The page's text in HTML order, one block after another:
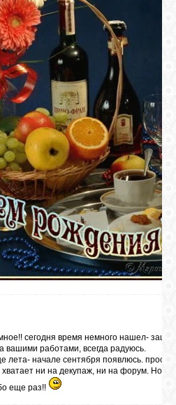
сегодня время немного нашел- зашел
вашими работами, всегда радуюсь.
лета- начале сентября появлюсь. просто
ни на декупаж, ни на форум. Но
еще раз!!